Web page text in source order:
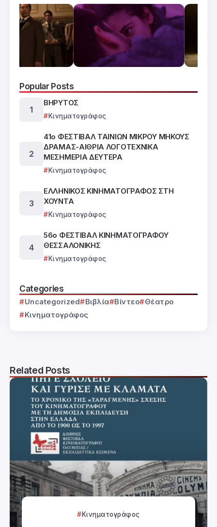
Popular Posts
ΒΗΡΥΤΟΣ
Κινηματογράφος
41ο ΦΕΣΤΙΒΑΛ ΤΑΙΝΙΩΝ ΜΙΚΡΟΥ ΜΗΚΟΥΣ
ΔΡΑΜΑΣ-ΑΙΘΡΙΑ ΛΟΓΟΤΕΧΝΙΚΑ
ΜΕΣΗΜΕΡΙΑ ΔΕΥΤΕΡΑ
Κινηματογράφος
ΕΛΛΗΝΙΚΟΣ ΚΙΝΗΜΑΤΟΓΡΑΦΟΣ ΣΤΗ
ΧΟΥΝΤΑ
Κινηματογράφος
56ο ΦΕΣΤΙΒΑΛ ΚΙΝΗΜΑΤΟΓΡΑΦΟΥ
ΘΕΣΣΑΛΟΝΙΚΗΣ
Κινηματογράφος
Categories
Uncategorized Βιβλία Βίντεο
Θέατρο
Κινηματογράφος
Related Posts
Κινηματογράφος